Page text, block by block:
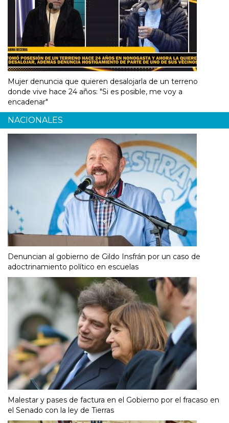
Mujer denuncia que quieren desalojarla de un terreno
donde vive hace 24 años: "Si es posible, me voy a
encadenar"
NACIONALES
Denuncian al gobierno de Gildo Insfrán por un caso de
adoctrinamiento político en escuelas
Malestar y pases de factura en el Gobierno por el fracaso en
el Senado con la ley de Tierras